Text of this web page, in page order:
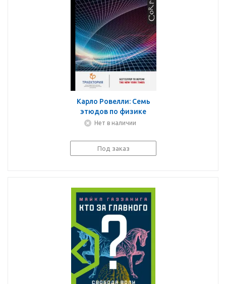
Карло Ровелли: Семь
этюдов по физике
Нет в наличии
Под заказ